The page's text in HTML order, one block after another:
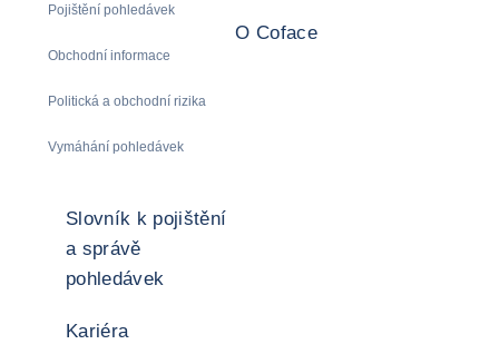
Pojištění pohledávek
Obchodní informace
Politická a obchodní rizika
Vymáhání pohledávek
O Coface
Slovník k pojištění
a správě
pohledávek
Kariéra